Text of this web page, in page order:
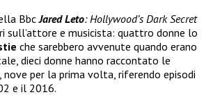
BbcJared Leto: Hollywood’s Dark Secret
sull’attore e musicista: quattro donne lo
che sarebbero avvenute quando erano
dieci donne hanno raccontato le
nove per la prima volta, riferendo episodi
e il 2016.